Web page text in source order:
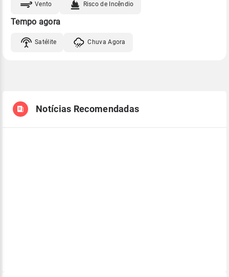
Vento Risco de Incêndio
Tempo agora
Satélite Chuva Agora
Notícias Recomendadas